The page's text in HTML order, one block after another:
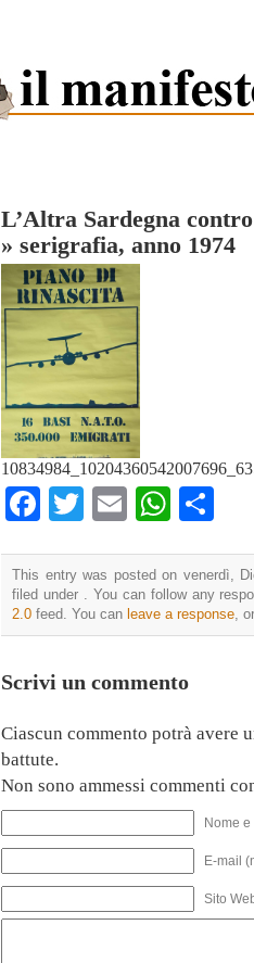
L’Altra Sardegna
» serigrafia, anno 1974
Facebook
TwitterEmail
This entry was posted on venerdì,
filed under . You can follow any
2.0 feed. You can leave a response,
Scrivi un commento
Ciascun commento potrà avere
battute.
Non sono ammessi commenti
Nome
E-mail
Sito